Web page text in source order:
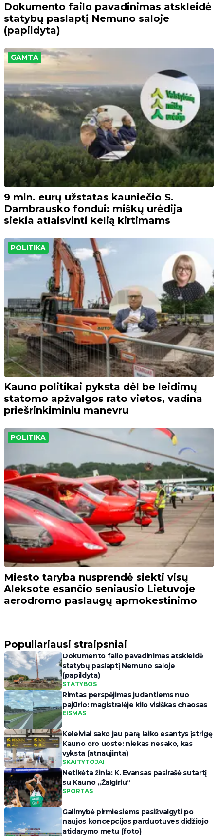
Dokumento failo pavadinimas atskleidė
statybų paslaptį Nemuno saloje
(papildyta)
GAMTA
9 mln. eurų užstatas kauniečio S.
Dambrausko fondui: miškų urėdija
siekia atlaisvinti kelią kirtimams
POLITIKA
Kauno politikai pyksta dėl be leidimų
statomo apžvalgos rato vietos, vadina
priešrinkiminiu manevru
POLITIKA
Miesto taryba nusprendė siekti visų
Aleksote esančio seniausio Lietuvoje
aerodromo paslaugų apmokestinimo
Populiariausi straipsniai
Dokumento failo pavadinimas atskleidė
statybų paslaptį Nemuno saloje
(papildyta)
STATYBOS
Rimtas perspėjimas judantiems nuo
pajūrio: magistralėje kilo visiškas chaosas
EISMAS
Keleiviai sako jau parą laiko esantys įstrigę
Kauno oro uoste: niekas nesako, kas
vyksta (atnaujinta)
SKAITYTOJAI
Netikėta žinia: K. Evansas pasirašė sutartį
su Kauno „Žalgiriu“
SPORTAS
Galimybė pirmiesiems pasižvalgyti po
naujos koncepcijos parduotuves didžiojo
atidarymo metu (foto)